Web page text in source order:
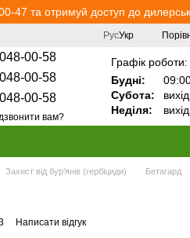
47 та отримуй доступ до
РусУкр
00-58
00-58
00-58
вам?
Графік роботи:
Будні:
Субота:
Неділя:
Захист від бур’янів (гербіциди) Бетагард
Написати відгук